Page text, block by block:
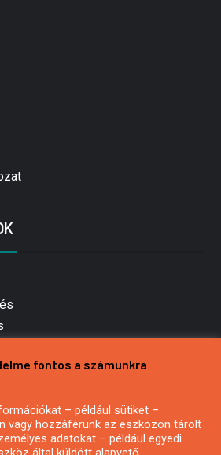
fontos a számunkra
– például sütiket –
vagy hozzáférünk az eszközön tárolt
adatokat – például egyedi